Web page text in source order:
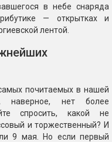
в небе снаряда
— открытках и
лентой.
почитаемых в нашей
наверное, нет более
спросить, какой не
и торжественный? И
9 мая. Но если первый